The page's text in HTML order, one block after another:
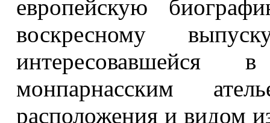
европейскую
воскресному
монпарнасским
расположения и видом